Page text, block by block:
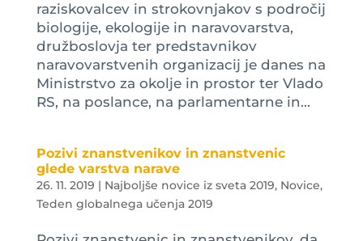
raziskovalcev in strokovnjakov s področij
biologije, ekologije in naravovarstva,
družboslovja ter predstavnikov
naravovarstvenih organizacij je danes na
Ministrstvo za okolje in prostor ter Vlado
RS, na poslance, na parlamentarne in...
Pozivi znanstvenikov in znanstvenic
glede varstva narave
26. 11. 2019 | Najboljše novice iz sveta 2019, Novice,
Teden globalnega učenja 2019